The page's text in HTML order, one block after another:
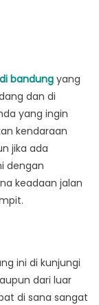
BANDUNG
bandung yang
dan di
yang ingin
kendaraan
jika ada
dengan
keadaan jalan
ini di kunjungi
dari luar
di sana sangat